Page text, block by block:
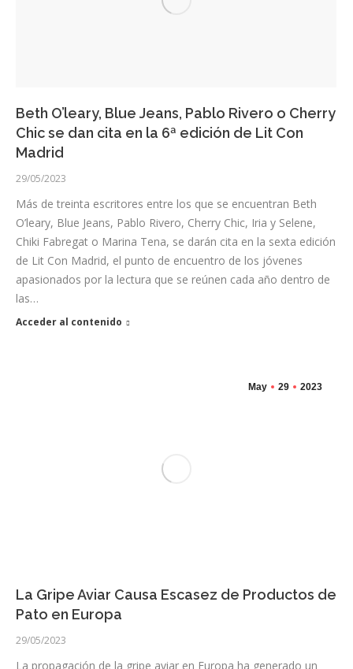
Beth O’leary, Blue Jeans, Pablo Rivero o Cherry
Chic se dan cita en la 6ª edición de Lit Con
Madrid
29/05/2023
Más de treinta escritores entre los que se encuentran Beth
O’leary, Blue Jeans, Pablo Rivero, Cherry Chic, Iria y Selene,
Chiki Fabregat o Marina Tena, se darán cita en la sexta edición
de Lit Con Madrid, el punto de encuentro de los jóvenes
apasionados por la lectura que se reúnen cada año dentro de
las…
Acceder al contenido
May 29 2023
La Gripe Aviar Causa Escasez de Productos de
Pato en Europa
29/05/2023
La propagación de la gripe aviar en Europa ha generado un